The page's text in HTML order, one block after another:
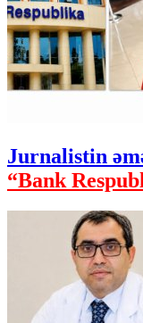
Jurnalistin
“Bank